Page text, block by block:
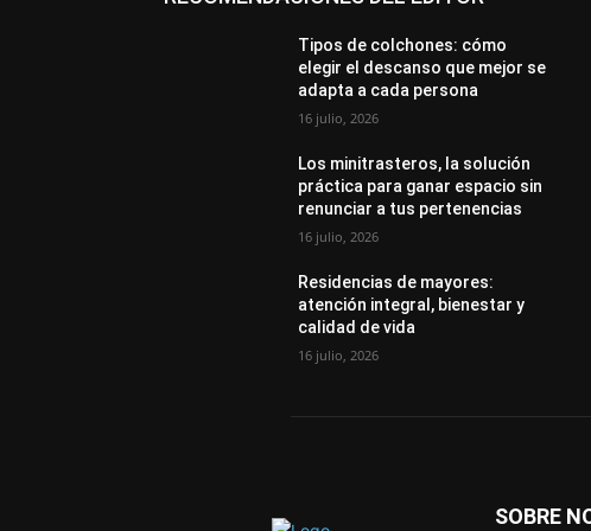
Tipos de colchones: cómo
elegir el descanso que mejor se
adapta a cada persona
16 julio, 2026
Los minitrasteros, la solución
práctica para ganar espacio sin
renunciar a tus pertenencias
16 julio, 2026
Residencias de mayores:
atención integral, bienestar y
calidad de vida
16 julio, 2026
SOBRE